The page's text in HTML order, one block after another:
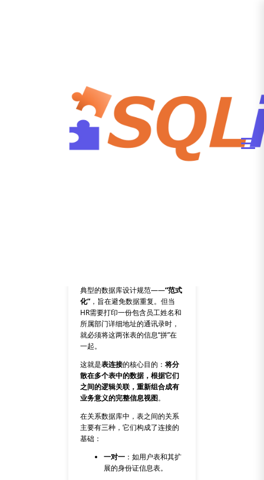
编织数据的“关
系网”
你是否曾想过，当你在电商网站
下单时，系统如何同时显示出你
的姓名、商品信息和订单状态？
典型的数据库设计规范——“范式
化” ，旨在避免数据重复。但当
HR需要打印一份包含员工姓名和
所属部门详细地址的通讯录时，
就必须将这两张表的信息“拼”在
一起。
这就是表连接的核心目的：将分
散在多个表中的数据，根据它们
之间的逻辑关联，重新组合成有
业务意义的完整信息视图。
在关系数据库中，表之间的关系
主要有三种，它们构成了连接的
基础：
一对一 ：如用户表和其扩
展的身份证信息表。